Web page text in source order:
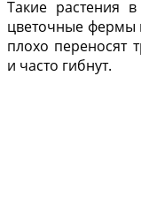
Та­кие растения
цвето­чные фермы
пло­хо переносят
и часто гибнут.